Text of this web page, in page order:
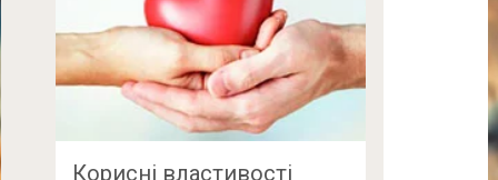
Корисні властивості